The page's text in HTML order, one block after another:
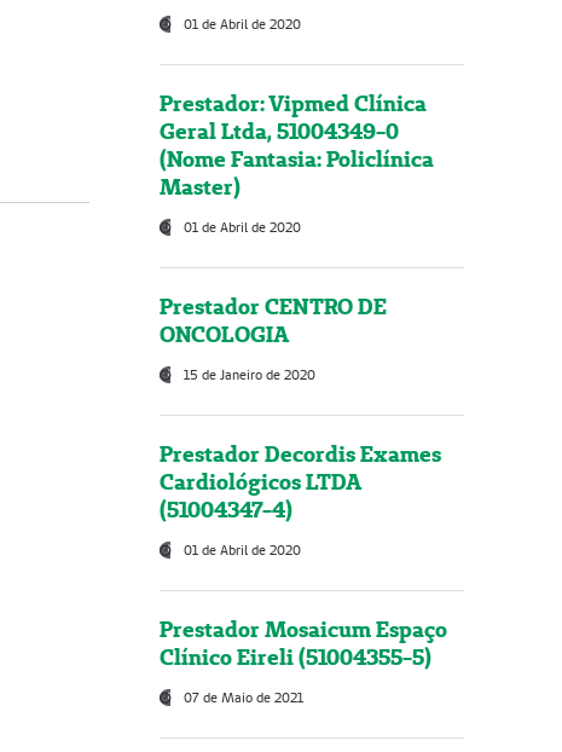
01 de Abril de 2020
Prestador: Vipmed Clínica
Geral Ltda, 51004349-0
(Nome Fantasia: Policlínica
Master)
01 de Abril de 2020
Prestador CENTRO DE
ONCOLOGIA
15 de Janeiro de 2020
Prestador Decordis Exames
Cardiológicos LTDA
(51004347-4)
01 de Abril de 2020
Prestador Mosaicum Espaço
Clínico Eireli (51004355-5)
07 de Maio de 2021